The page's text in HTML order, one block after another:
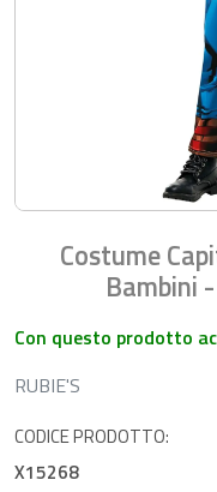
Costume
Bambini
Con questo prodotto
RUBIE'S
CODICE PRODOTTO:
X15268